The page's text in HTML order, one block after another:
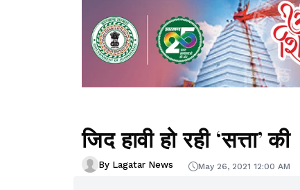
जिद हावी हो रही ‘सत्ता’ की
By Lagatar News May 26, 2021 12:00 AM